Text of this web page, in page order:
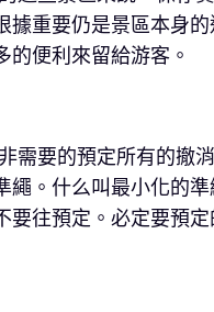
重要仍是景區本身
便利來留給游客。
需要的預定所有的撤
。什么叫最小化的
往預定。必定要預